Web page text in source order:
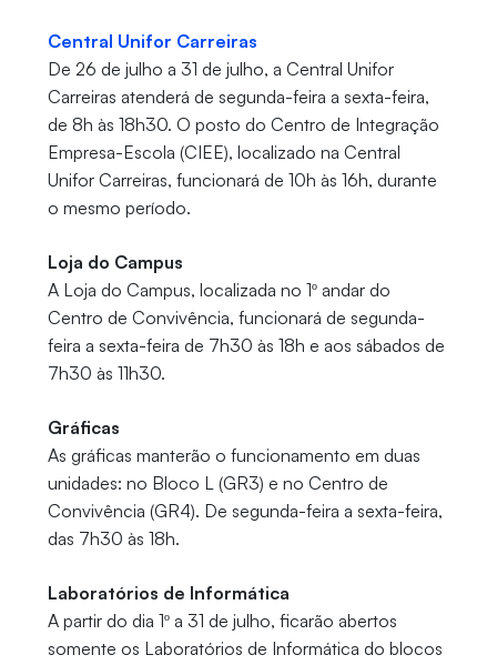
Central Unifor Carreiras
De 26 de julho a 31 de julho, a Central Unifor
Carreiras atenderá de segunda-feira a sexta-feira,
de 8h às 18h30. O posto do Centro de Integração
Empresa-Escola (CIEE), localizado na Central
Unifor Carreiras, funcionará de 10h às 16h, durante
o mesmo período.
Loja do Campus
A Loja do Campus, localizada no 1º andar do
Centro de Convivência, funcionará de segunda-
feira a sexta-feira de 7h30 às 18h e aos sábados de
7h30 às 11h30.
Gráficas
As gráficas manterão o funcionamento em duas
unidades: no Bloco L (GR3) e no Centro de
Convivência (GR4). De segunda-feira a sexta-feira,
das 7h30 às 18h.
Laboratórios de Informática
A partir do dia 1º a 31 de julho, ficarão abertos
somente os Laboratórios de Informática do blocos